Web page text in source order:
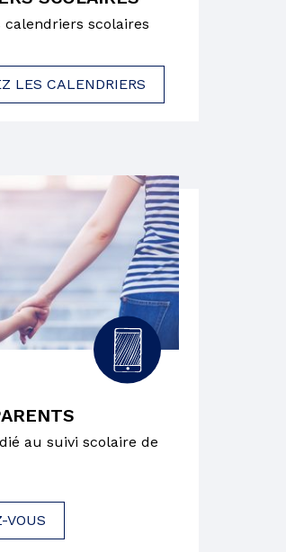
calendriers scolaires
LES CALENDRIERS
au suivi scolaire de
VOUS